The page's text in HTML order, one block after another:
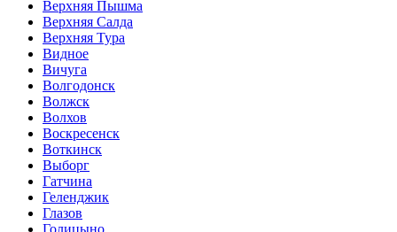
Верхняя Пышма
Верхняя Салда
Верхняя Тура
Видное
Вичуга
Волгодонск
Волжск
Волхов
Воскресенск
Воткинск
Выборг
Гатчина
Геленджик
Глазов
Голицыно